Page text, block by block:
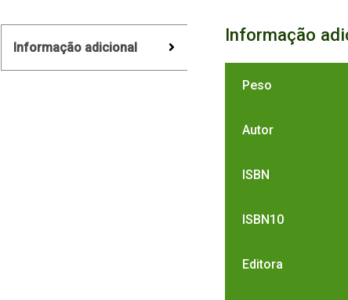
Informação adicional
Informação
Peso
Autor
ISBN
ISBN10
Editora